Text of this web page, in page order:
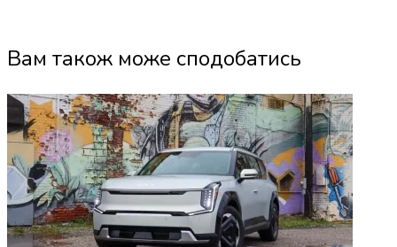
Вам також може сподобатись